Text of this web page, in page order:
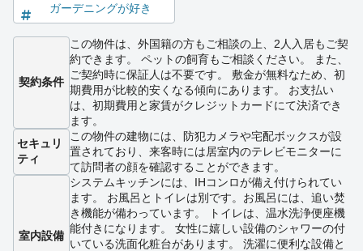
ガーデニングが好き
契約条件
この物件は、外国籍の方もご相談の上、2人入居もご契
約できます。 ペットの飼育もご相談ください。 また、
ご契約時に保証人は不要です。 敷金が無料なため、初
期費用が比較的安くなる傾向にあります。 お支払い
は、初期費用と家賃がクレジットカードにて決済でき
ます。
セキュリ
ティ
この物件の建物には、防犯カメラや宅配ボックスが設
置されており、来客時には居室内のテレビモニターに
て訪問者の顔を確認することができます。
室内設備
システムキッチンには、IHコンロが備え付けられてい
ます。 お風呂とトイレは別です。お風呂には、追い焚
き機能が備わっています。 トイレは、温水洗浄便座機
能付きになります。 女性に嬉しい設備のシャワーの付
いている洗面化粧台があります。 洗濯に便利な設備と